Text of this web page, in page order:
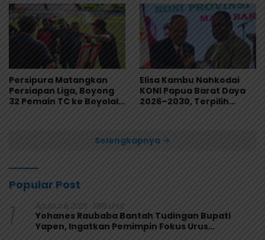
Persipura Matangkan
Persiapan Liga, Boyong
32 Pemain TC ke Boyolali
Elisa Kambu Nahkodai
KONI Papua Barat Daya
2026–2030, Terpilih
Selengkapnya
Popular Post
1 Agustus 6, 2026 1965 Lihat
Yohanes Raubaba Bantah Tudingan Bupati
Yapen, Ingatkan Pemimpin Fokus Urus